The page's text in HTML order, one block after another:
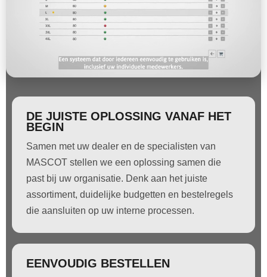
DE JUISTE OPLOSSING VANAF HET
BEGIN
Samen met uw dealer en de specialisten van
MASCOT stellen we een oplossing samen die
past bij uw organisatie. Denk aan het juiste
assortiment, duidelijke budgetten en bestelregels
die aansluiten op uw interne processen.
EENVOUDIG BESTELLEN